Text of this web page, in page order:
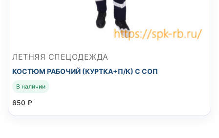
ЛЕТНЯЯ СПЕЦОДЕЖДА
КОСТЮМ РАБОЧИЙ (КУРТКА+П/К) С СОП
В наличии
650 ₽